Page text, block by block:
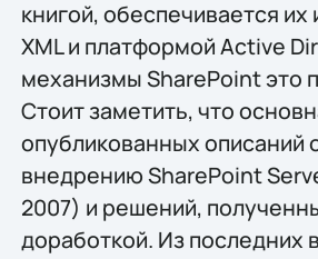
книгой, обеспечивается их
XML и платформой Active
механизмы SharePoint это
Стоит заметить, что
опубликованных описаний
внедрению SharePoint
2007) и решений,
доработкой. Из последних